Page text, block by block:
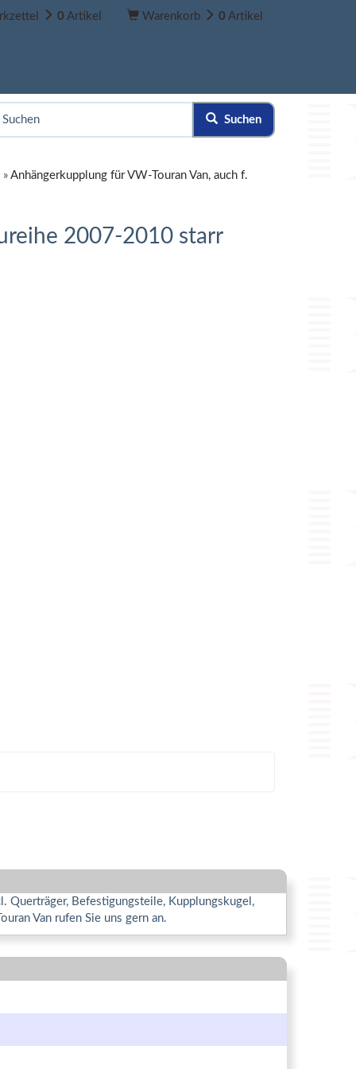
0 Artikel Warenkorb 0 Artikel
Suchen
» Anhängerkupplung für VW-Touran Van, auch f.
2007-2010 starr
Querträger, Befestigungsteile, Kupplungskugel,
Van rufen Sie uns gern an.